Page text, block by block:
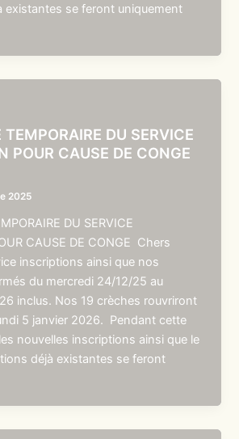
existantes se feront uniquement
TEMPORAIRE DU SERVICE
POUR CAUSE DE CONGE
2025
DU SERVICE
CAUSE DE CONGE Chers
inscriptions ainsi que nos
du mercredi 24/12/25 au
inclus. Nos 19 crèches rouvriront
5 janvier 2026. Pendant cette
nouvelles inscriptions ainsi que le
déjà existantes se feront